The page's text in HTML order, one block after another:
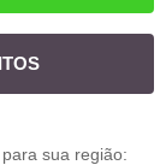
sua região: